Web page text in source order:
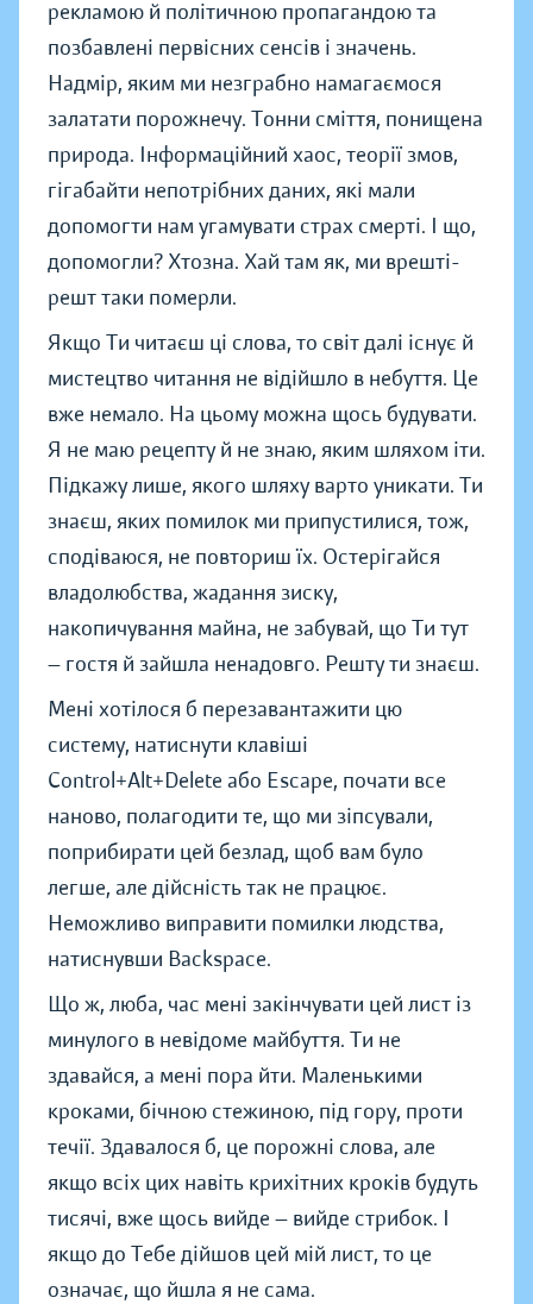
рекламою й політичною пропагандою та
позбавлені первісних сенсів і значень.
Надмір, яким ми незграбно намагаємося
залатати порожнечу. Тонни сміття, понищена
природа. Інформаційний хаос, теорії змов,
гігабайти непотрібних даних, які мали
допомогти нам угамувати страх смерті. І що,
допомогли? Хтозна. Хай там як, ми врешті-
решт таки померли.
Якщо Ти читаєш ці слова, то світ далі існує й
мистецтво читання не відійшло в небуття. Це
вже немало. На цьому можна щось будувати.
Я не маю рецепту й не знаю, яким шляхом іти.
Підкажу лише, якого шляху варто уникати. Ти
знаєш, яких помилок ми припустилися, тож,
сподіваюся, не повториш їх. Остерігайся
владолюбства, жадання зиску,
накопичування майна, не забувай, що Ти тут
— гостя й зайшла ненадовго. Решту ти знаєш.
Мені хотілося б перезавантажити цю
систему, натиснути клавіші
Control+Alt+Delete або Escape, почати все
наново, полагодити те, що ми зіпсували,
поприбирати цей безлад, щоб вам було
легше, але дійсність так не працює.
Неможливо виправити помилки людства,
натиснувши Backspace.
Що ж, люба, час мені закінчувати цей лист із
минулого в невідоме майбуття. Ти не
здавайся, а мені пора йти. Маленькими
кроками, бічною стежиною, під гору, проти
течії. Здавалося б, це порожні слова, але
якщо всіх цих навіть крихітних кроків будуть
тисячі, вже щось вийде — вийде стрибок. І
якщо до Тебе дійшов цей мій лист, то це
означає, що йшла я не сама.